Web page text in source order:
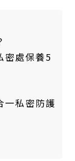
密處保養5
一私密防護